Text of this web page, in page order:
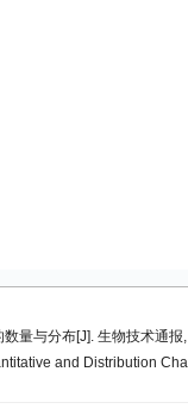
量与分布[J]. 生物技术通
and Distribution